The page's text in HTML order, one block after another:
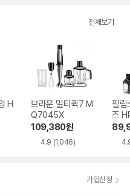
전체보기
H
브라운 멀티퀵7 M
Q7045X
109,380원
4.9 (1,046)
필립
즈
가입신청